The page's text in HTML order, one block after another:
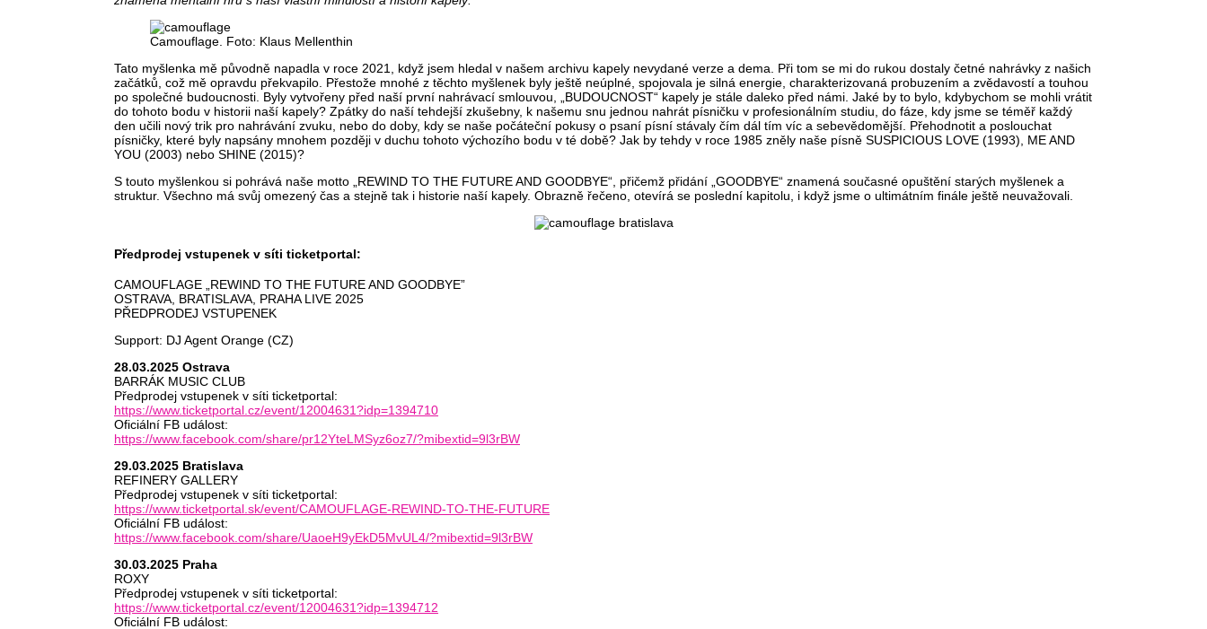
Camouflage. Foto: Klaus Mellenthin
Tato myšlenka mě původně napadla v roce 2021, když jsem hledal v našem archivu kapely nevydané verze a dema. Při tom se mi do rukou dostaly četné nahrávky z našich
začátků, což mě opravdu překvapilo. Přestože mnohé z těchto myšlenek byly ještě neúplné, spojovala je silná energie, charakterizovaná probuzením a zvědavostí a touhou
po společné budoucnosti. Byly vytvořeny před naší první nahrávací smlouvou, „BUDOUCNOST“ kapely je stále daleko před námi. Jaké by to bylo, kdybychom se mohli vrátit
do tohoto bodu v historii naší kapely? Zpátky do naší tehdejší zkušebny, k našemu snu jednou nahrát písničku v profesionálním studiu, do fáze, kdy jsme se téměř každý
den učili nový trik pro nahrávání zvuku, nebo do doby, kdy se naše počáteční pokusy o psaní písní stávaly čím dál tím víc a sebevědomější. Přehodnotit a poslouchat
písničky, které byly napsány mnohem později v duchu tohoto výchozího bodu v té době? Jak by tehdy v roce 1985 zněly naše písně SUSPICIOUS LOVE (1993), ME AND
YOU (2003) nebo SHINE (2015)?
S touto myšlenkou si pohrává naše motto „REWIND TO THE FUTURE AND GOODBYE“, přičemž přidání „GOODBYE“ znamená současné opuštění starých myšlenek a
struktur. Všechno má svůj omezený čas a stejně tak i historie naší kapely. Obrazně řečeno, otevírá se poslední kapitolu, i když jsme o ultimátním finále ještě neuvažovali.
Předprodej vstupenek v síti ticketportal:
CAMOUFLAGE „REWIND TO THE FUTURE AND GOODBYE”
OSTRAVA, BRATISLAVA, PRAHA LIVE 2025
PŘEDPRODEJ VSTUPENEK
Support: DJ Agent Orange (CZ)
28.03.2025 Ostrava
BARRÁK MUSIC CLUB
Předprodej vstupenek v síti ticketportal:
https://www.ticketportal.cz/event/12004631?idp=1394710
Oficiální FB událost:
https://www.facebook.com/share/pr12YteLMSyz6oz7/?mibextid=9l3rBW
29.03.2025 Bratislava
REFINERY GALLERY
Předprodej vstupenek v síti ticketportal:
https://www.ticketportal.sk/event/CAMOUFLAGE-REWIND-TO-THE-FUTURE
Oficiální FB událost:
https://www.facebook.com/share/UaoeH9yEkD5MvUL4/?mibextid=9l3rBW
30.03.2025 Praha
ROXY
Předprodej vstupenek v síti ticketportal:
https://www.ticketportal.cz/event/12004631?idp=1394712
Oficiální FB událost: